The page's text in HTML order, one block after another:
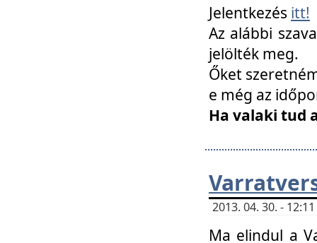
Jelentkezés itt!
Az alábbi
jelölték meg.
Őket
e még az
Ha valaki tud
2013. 04. 30. -
Ma elindul a